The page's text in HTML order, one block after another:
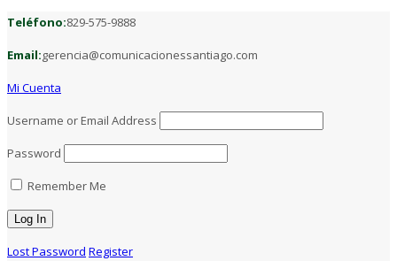
Teléfono:829-575-9888
Email:gerencia@comunicacionessantiago.com
Mi Cuenta
Username or Email Address
Password
Remember Me
Lost Password Register